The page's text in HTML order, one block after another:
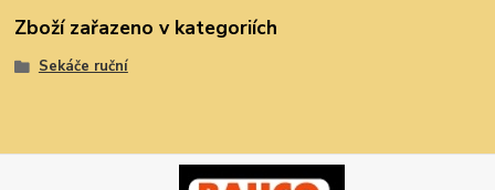
Zboží zařazeno v kategoriích
Sekáče ruční